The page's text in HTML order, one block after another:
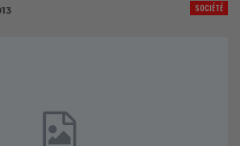
SOCIÉTÉ